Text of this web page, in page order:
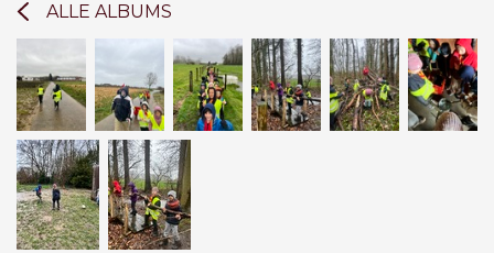
ALLE ALBUMS